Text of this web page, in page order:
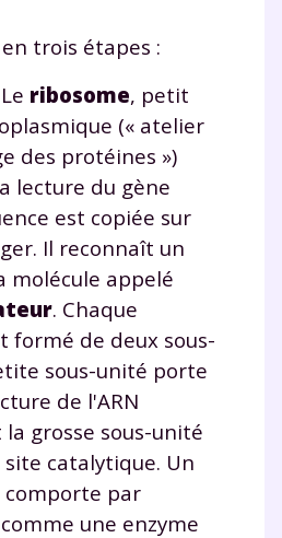
trois étapes :
ribosome, petit
(« atelier
des protéines »)
lecture du gène
est copiée sur
Il reconnaît un
molécule appelé
. Chaque
formé de deux sous-
sous-unité porte
de l'ARN
la grosse sous-unité
catalytique. Un
comporte par
une enzyme